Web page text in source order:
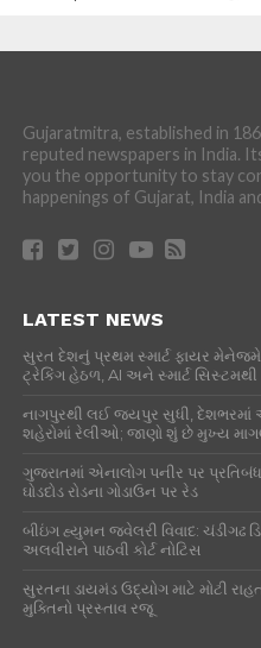
Gujaratmitra, established in
reputed newspapers in India.
you the opportunity to stay
happenings of Gujarat, India
LATEST NEWS
સુરત દેશનું પ્રથમ સ્માર્ટ ફાયર
ટ્રેકિંગ હેઠળ, AI અને સ્માર્ટ સિસ્ટમથી
નાગપુરથી લઈ જયપુર સુધી,
શહેરોમાં રેલીઓ; જાણો શું છે મુખ્ય
ગુજરાતમાં એનાલોગ પનીર પર પ્રતિબંધ
ઘોડદોડ રોડના ગોડાઉન પર રેડ
બીઇંગ હ્યુમન જ્વેલરી વિવાદ: ચંડીગઢ
અલવીરાને પાઠવી કોર્ટ નોટિસ
સુરતના ડાયમંડ ઉદ્યોગ માટે મોટી
મુક્તિનો પ્રસ્તાવ રજૂ